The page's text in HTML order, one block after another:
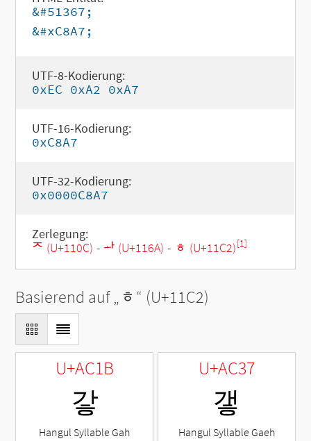
&#51367;
&#xC8A7;
UTF-8-Kodierung:
0xEC 0xA2 0xA7
UTF-16-Kodierung:
0xC8A7
UTF-32-Kodierung:
0x0000C8A7
Zerlegung:
ᄌ (U+110C) - ᅪ (U+116A) - ᇂ (U+11C2)[1]
Basierend auf „ ᇂ “ (U+11C2)
U+AC1B
갛
Hangul Syllable Gah
U+AC37
갷
Hangul Syllable Gaeh